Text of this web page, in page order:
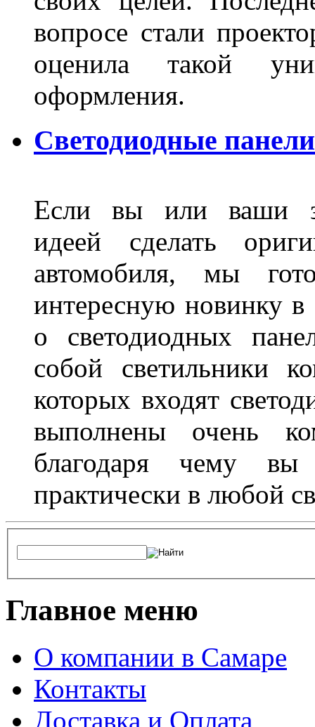
вопросе стали
оценила такой
оформления.
Светодиодные
Если вы или ваши
идеей сделать
автомобиля, мы
интересную новинку в
о светодиодных
собой светильники
которых входят
выполнены очень
благодаря чему вы
практически в любой
Главное меню
О компании в Самаре
Контакты
Доставка и Оплата